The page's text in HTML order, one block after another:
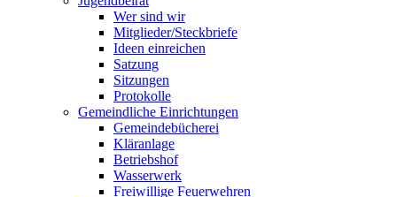
Wer sind wir
Mitglieder/Steckbriefe
Ideen einreichen
Satzung
Sitzungen
Protokolle
Gemeindliche Einrichtungen
Gemeindebücherei
Kläranlage
Betriebshof
Wasserwerk
Freiwillige Feuerwehren